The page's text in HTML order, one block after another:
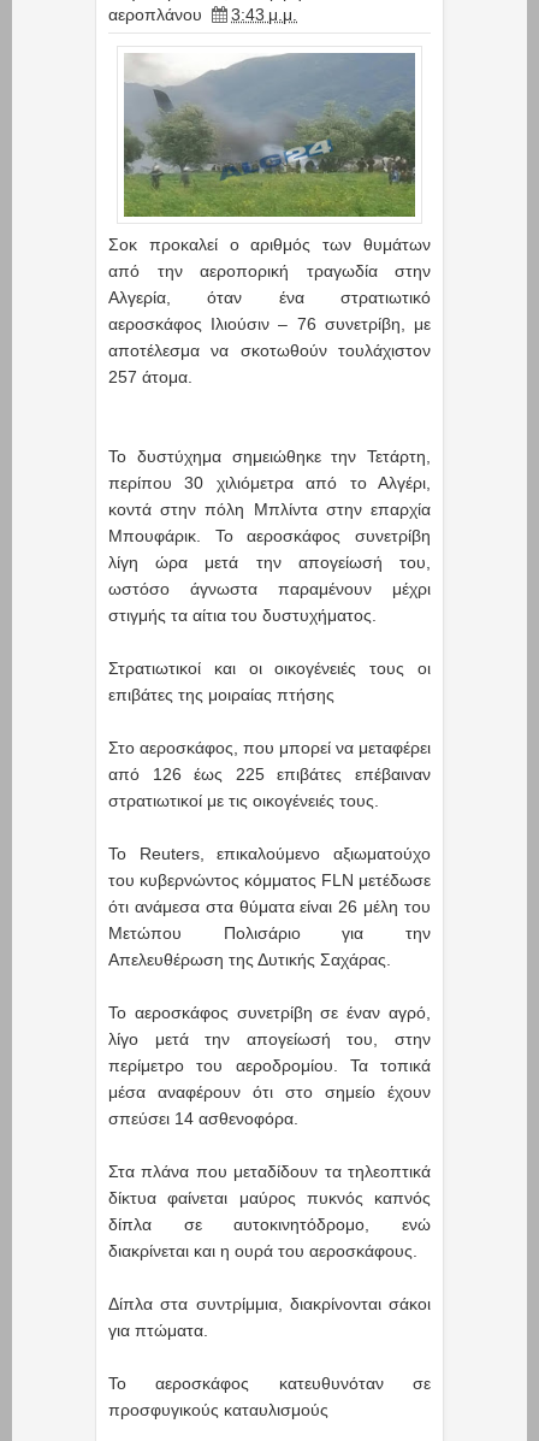
αεροπλάνου
3:43 μ.μ.
Σοκ προκαλεί ο αριθμός των θυμάτων
από την αεροπορική τραγωδία στην
Αλγερία, όταν ένα στρατιωτικό
αεροσκάφος Ιλιούσιν – 76 συνετρίβη, με
αποτέλεσμα να σκοτωθούν τουλάχιστον
257 άτομα.
Το δυστύχημα σημειώθηκε την Τετάρτη,
περίπου 30 χιλιόμετρα από το Αλγέρι,
κοντά στην πόλη Μπλίντα στην επαρχία
Μπουφάρικ. Το αεροσκάφος συνετρίβη
λίγη ώρα μετά την απογείωσή του,
ωστόσο άγνωστα παραμένουν μέχρι
στιγμής τα αίτια του δυστυχήματος.
Στρατιωτικοί και οι οικογένειές τους οι
επιβάτες της μοιραίας πτήσης
Στο αεροσκάφος, που μπορεί να μεταφέρει
από 126 έως 225 επιβάτες επέβαιναν
στρατιωτικοί με τις οικογένειές τους.
Το Reuters, επικαλούμενο αξιωματούχο
του κυβερνώντος κόμματος FLN μετέδωσε
ότι ανάμεσα στα θύματα είναι 26 μέλη του
Μετώπου Πολισάριο για την
Απελευθέρωση της Δυτικής Σαχάρας.
Το αεροσκάφος συνετρίβη σε έναν αγρό,
λίγο μετά την απογείωσή του, στην
περίμετρο του αεροδρομίου. Τα τοπικά
μέσα αναφέρουν ότι στο σημείο έχουν
σπεύσει 14 ασθενοφόρα.
Στα πλάνα που μεταδίδουν τα τηλεοπτικά
δίκτυα φαίνεται μαύρος πυκνός καπνός
δίπλα σε αυτοκινητόδρομο, ενώ
διακρίνεται και η ουρά του αεροσκάφους.
Δίπλα στα συντρίμμια, διακρίνονται σάκοι
για πτώματα.
Το αεροσκάφος κατευθυνόταν σε
προσφυγικούς καταυλισμούς